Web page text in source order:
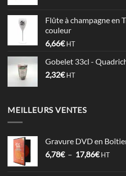
0,60€
Flûte à champagne en
couleur
6,66€ HT
Gobelet 33cl -
2,32€ HT
MEILLEURS VENTES
Gravure DVD en
6,78€ – 17,86€Plage
HT